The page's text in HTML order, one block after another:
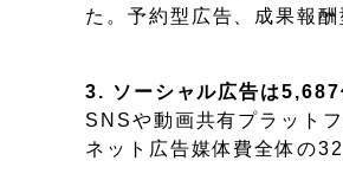
た。予約型広告、成果報
3. ソーシャル広告は5,687
SNSや動画共有プラット
ネット広告媒体費全体の